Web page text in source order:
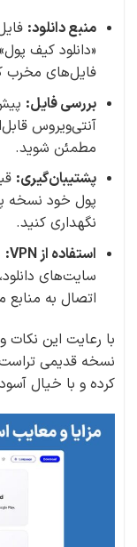
منبع دانلود:
«دانلود کیف
فایل‌های مخرب
بررسی فایل:
آنتی‌ویروس
مطمئن شوید.
پشتیبان‌گیری:
پول خود نسخه
نگهداری کنید.
استفاده از VPN:
اتصال به منابع
با رعایت این نکات
نسخه قدیمی
کرده و با خیال